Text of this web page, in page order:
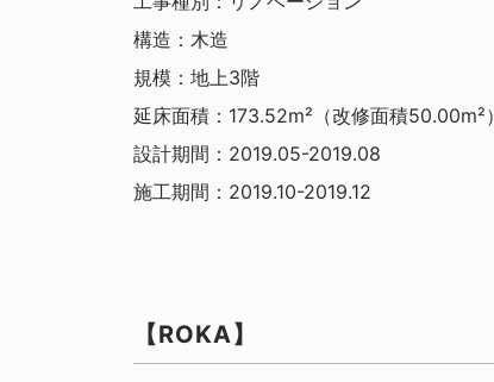
構造：木造
規模：地上3階
延床面積：173.52m²（改修面積50.00m²）
設計期間：2019.05-2019.08
施工期間：2019.10-2019.12
【ROKA】